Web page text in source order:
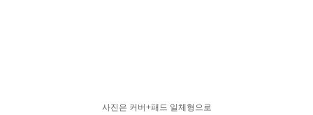
사진은 커버+패드 일체형으로